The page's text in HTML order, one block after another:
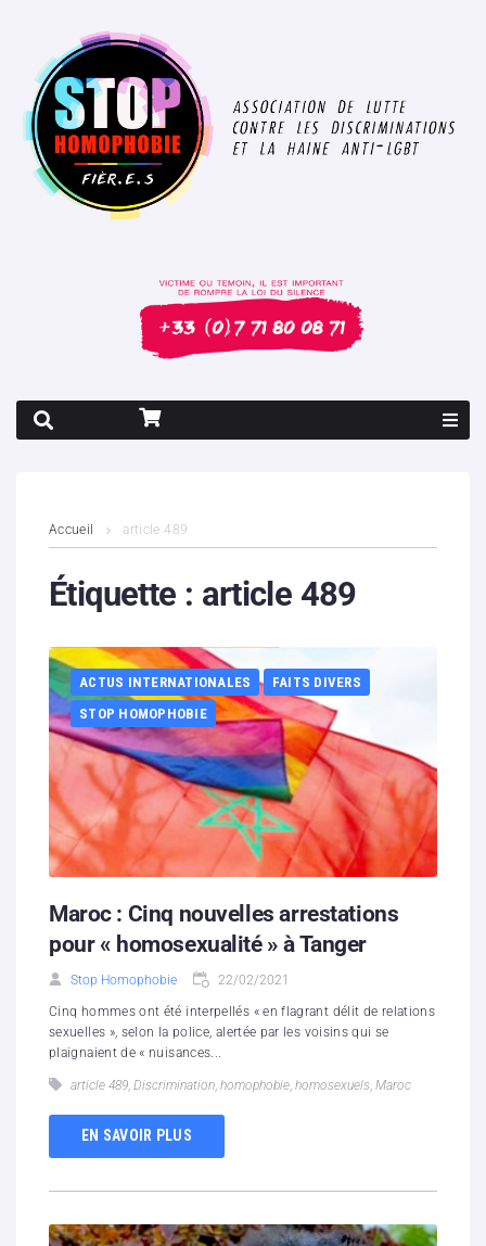
Contenus litigieux
Boutique
Partenaires
Contacts
Hébergement solidaire
Accueil article 489
Étiquette : article 489
ACTUS INTERNATIONALES
FAITS DIVERS
STOP HOMOPHOBIE
Maroc : Cinq nouvelles arrestations
pour « homosexualité » à Tanger
Stop Homophobie 22/02/2021
Cinq hommes ont été interpellés « en flagrant délit de relations
sexuelles », selon la police, alertée par les voisins qui se
plaignaient de « nuisances...
article 489, Discrimination, homophobie, homosexuels, Maroc
EN SAVOIR PLUS